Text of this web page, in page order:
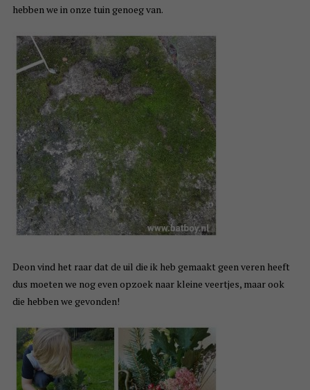
hebben we in onze tuin genoeg van.
Deon vind het raar dat de uil die ik heb gemaakt geen veren heeft
dus moeten we nog even opzoek naar kleine veertjes, maar ook
die hebben we gevonden!